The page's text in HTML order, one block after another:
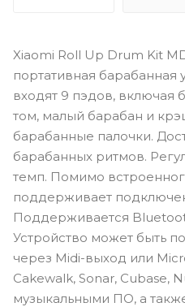
Xiaomi Roll Up Drum Kit
портативная барабанная
входят 9 пэдов, включая
том, малый барабан и
барабанные палочки.
барабанных ритмов.
темп. Помимо
поддерживает
Поддерживается
Устройство может быть
через Midi-выход или
Cakewalk, Sonar, Cubase,
музыкальными ПО, а